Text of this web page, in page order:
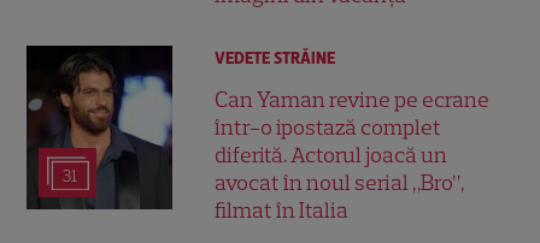
31
VEDETE STRĂINE
Can Yaman revine pe ecrane
într-o ipostază complet
diferită. Actorul joacă un
avocat în noul serial „Bro”,
filmat în Italia